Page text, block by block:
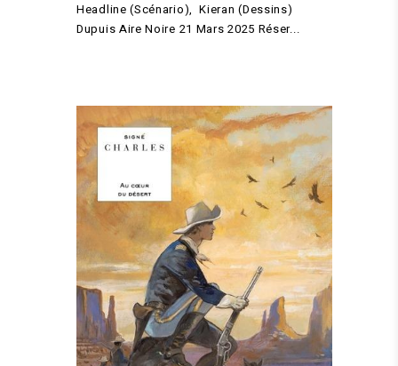
Headline (Scénario), Kieran (Dessins)
Dupuis Aire Noire 21 Mars 2025 Réser...